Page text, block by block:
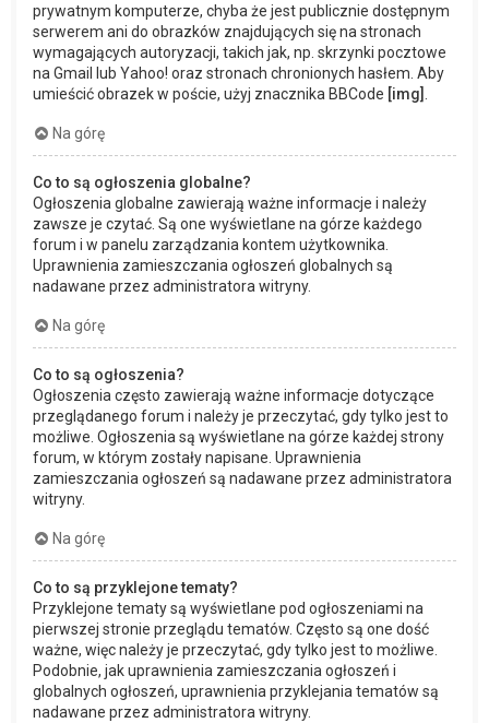
prywatnym komputerze, chyba że jest publicznie dostępnym
serwerem ani do obrazków znajdujących się na stronach
wymagających autoryzacji, takich jak, np. skrzynki pocztowe
na Gmail lub Yahoo! oraz stronach chronionych hasłem. Aby
umieścić obrazek w poście, użyj znacznika BBCode [img]
Na górę
Co to są ogłoszenia globalne?
Ogłoszenia globalne zawierają ważne informacje i należy
zawsze je czytać. Są one wyświetlane na górze każdego
forum i w panelu zarządzania kontem użytkownika.
Uprawnienia zamieszczania ogłoszeń globalnych są
nadawane przez administratora witryny.
Na górę
Co to są ogłoszenia?
Ogłoszenia często zawierają ważne informacje dotyczące
przeglądanego forum i należy je przeczytać, gdy tylko jest to
możliwe. Ogłoszenia są wyświetlane na górze każdej strony
forum, w którym zostały napisane. Uprawnienia
zamieszczania ogłoszeń są nadawane przez administratora
witryny.
Na górę
Co to są przyklejone tematy?
Przyklejone tematy są wyświetlane pod ogłoszeniami na
pierwszej stronie przeglądu tematów. Często są one dość
ważne, więc należy je przeczytać, gdy tylko jest to możliwe.
Podobnie, jak uprawnienia zamieszczania ogłoszeń i
globalnych ogłoszeń, uprawnienia przyklejania tematów są
nadawane przez administratora witryny.